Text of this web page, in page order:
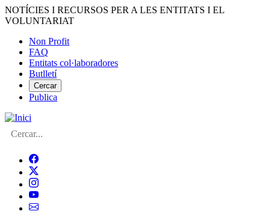
Vés
al
NOTÍCIES I RECURSOS PER A LES ENTITATS I EL
VOLUNTARIAT
Menú
del
compte
d'usuari
Non Profit
FAQ
Entitats col·laboradores
Butlletí
Cercar
Publica
Cerca